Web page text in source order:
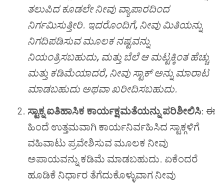
ತಲುಪಿದ ಕೂಡಲೇ ನೀವು ವ್ಯಾಪಾರದಿಂದ
ನಿರ್ಗಮಿಸುತ್ತೀರಿ. ಇದರೊಂದಿಗೆ, ನೀವು ಮಿತಿಯನ್ನು
ನಿಗದಿಪಡಿಸುವ ಮೂಲಕ ನಷ್ಟವನ್ನು
ನಿಯಂತ್ರಿಸಬಹುದು, ಮತ್ತು ಬೆಲೆ ಆ ಮಟ್ಟಕ್ಕಿಂತ ಹೆಚ್ಚು
ಮತ್ತು ಕಡಿಮೆಯಾದರೆ, ನೀವು ಸ್ಟಾಕ್ ಅನ್ನು ಮಾರಾಟ
ಮಾಡಬಹುದು ಅಥವಾ ಖರೀದಿಸಬಹುದು.
ಸ್ಟಾಕ್ನ ಐತಿಹಾಸಿಕ ಕಾರ್ಯಕ್ಷಮತೆಯನ್ನು ಪರಿಶೀಲಿಸಿ: ಈ
ಹಿಂದೆ ಉತ್ತಮವಾಗಿ ಕಾರ್ಯನಿರ್ವಹಿಸಿದ ಸ್ಟಾಕ್ಗಳಿಗೆ
ವಹಿವಾಟು ಪ್ರವೇಶಿಸುವ ಮೂಲಕ ನೀವು
ಅಪಾಯವನ್ನು ಕಡಿಮೆ ಮಾಡಬಹುದು. ಏಕೆಂದರೆ
ಹೂಡಿಕೆ ನಿರ್ಧಾರ ತೆಗೆದುಕೊಳ್ಳುವಾಗ ನೀವು